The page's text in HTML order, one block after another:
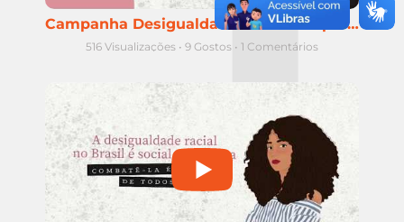
Campanha Desigualdade Racial - Representatividade da população negra
516 Visualizações • 9 Gostos • 1 Comentários